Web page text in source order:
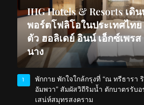
IHG Hotels & Resorts เดิ
พอร์ตโฟลิโอในประเทศไทย
ตัว ฮอลิเดย์ อินน์ เอ็กซ์เพร
นาง
1
พักกาย พักใจใกล้กรุงที่ “ณ ทรีธารา
อัมพวา” สัมผัสวิถีริมน้ำ ตักบาตรรับ
เสน่ห์สมุทรสงคราม